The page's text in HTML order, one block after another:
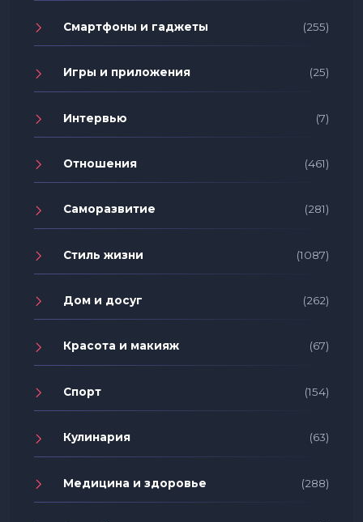
Смартфоны и гаджеты (255)
Игры и приложения (25)
Интервью (7)
Отношения (461)
Саморазвитие (281)
Стиль жизни (1087)
Дом и досуг (262)
Красота и макияж (67)
Спорт (154)
Кулинария (63)
Медицина и здоровье (288)